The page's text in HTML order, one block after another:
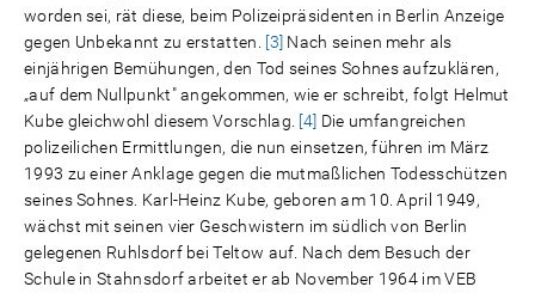
worden sei, rät diese, beim Polizeipräsidenten in Berlin Anzeige
gegen Unbekannt zu erstatten. [3] Nach seinen mehr als
einjährigen Bemühungen, den Tod seines Sohnes aufzuklären,
„auf dem Nullpunkt" angekommen, wie er schreibt, folgt Helmut
Kube gleichwohl diesem Vorschlag. [4] Die umfangreichen
polizeilichen Ermittlungen, die nun einsetzen, führen im März
1993 zu einer Anklage gegen die mutmaßlichen Todesschützen
seines Sohnes. Karl-Heinz Kube, geboren am 10. April 1949,
wächst mit seinen vier Geschwistern im südlich von Berlin
gelegenen Ruhlsdorf bei Teltow auf. Nach dem Besuch der
Schule in Stahnsdorf arbeitet er ab November 1964 im VEB